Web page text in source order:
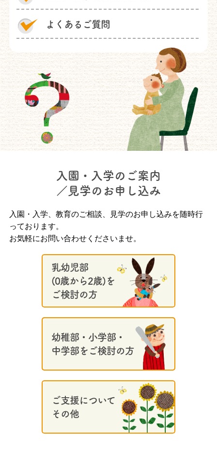
よくあるご質問
入園・入学のご案内
／見学のお申し込み
入園・入学、教育のご相談、見学のお申し込みを随時行
っております。
お気軽にお問い合わせくださいませ。
乳幼児部
(0歳から2歳)を
ご検討の方
幼稚部・小学部・
中学部をご検討の方
ご支援について
その他